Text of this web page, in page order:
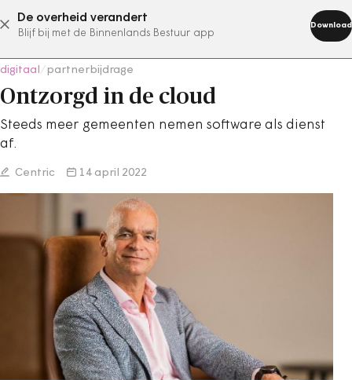
De overheid verandert
Blijf bij met de Binnenlands Bestuur app
Download
abonneer nu
digitaal partnerbijdrage
Ontzorgd in de cloud
Steeds meer gemeenten nemen software als dienst
af.
Centric 14 april 2022